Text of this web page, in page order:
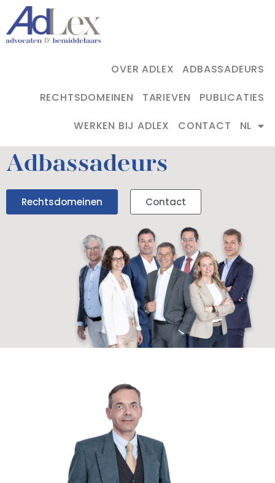
OVER ADLEX
ADBASSADEURS
RECHTSDOMEINEN
TARIEVEN
PUBLICATIES
WERKEN BIJ ADLEX
CONTACT NL
Adbassadeurs
Rechtsdomeinen Contact